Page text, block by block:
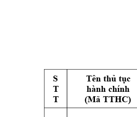
S
T
T
Tên thủ tục
hành chính
(Mã TTHC)